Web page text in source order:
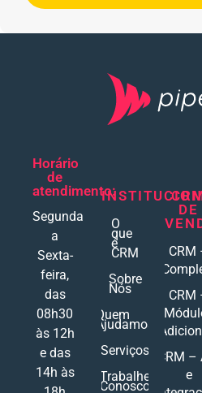
Horário
de
atendimento:
Segunda
a
Sexta-
feira,
das
08h30
às 12h
e das
14h às
O
que
é
CRM
Sobre
Nós
Quem
Ajudamos
Serviços
Trabalhe
Conosco
DE
CRM
CRM
CRM –
e